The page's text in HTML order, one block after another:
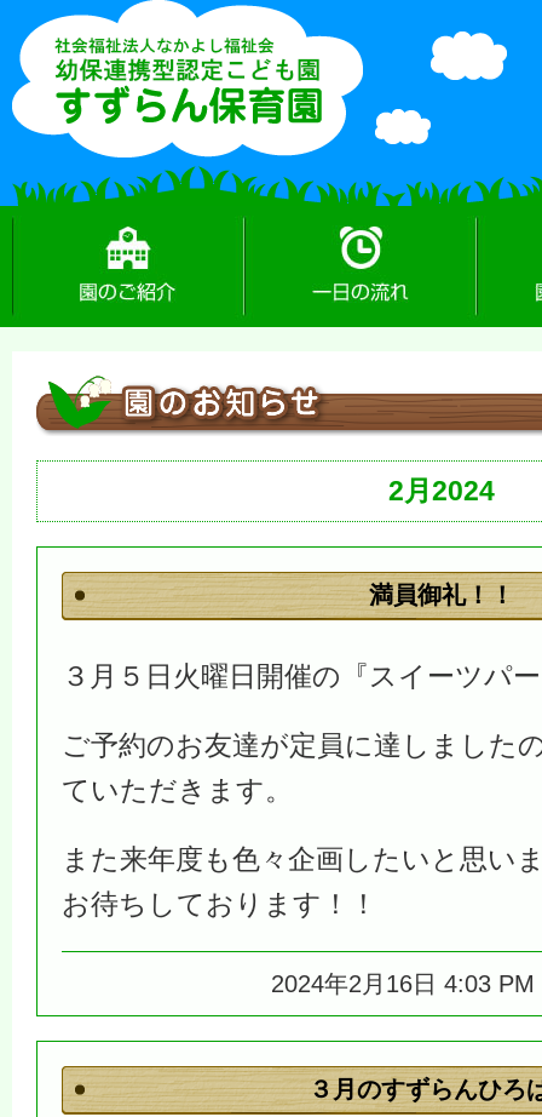
2月2024
満員御礼！！
３月５日火曜日開催の『スイーツパ
ご予約のお友達が定員に達しました
ていただきます。
また来年度も色々企画したいと思い
お待ちしております！！
2024年2月16日 4:03
３月のすずらんひろ